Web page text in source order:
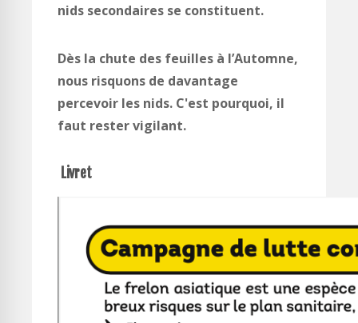
nids secondaires se constituent.
Dès la chute des feuilles à l’Automne,
nous risquons de davantage
percevoir les nids. C'est pourquoi, il
faut rester vigilant.
Livret